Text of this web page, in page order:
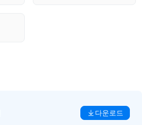
다운로드